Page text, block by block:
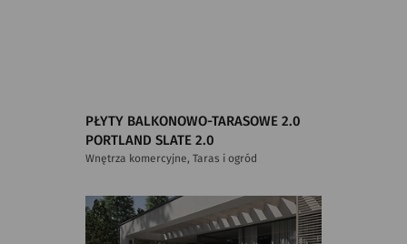
PŁYTY BALKONOWO-TARASOWE 2.0
PORTLAND SLATE 2.0
Wnętrza komercyjne, Taras i ogród